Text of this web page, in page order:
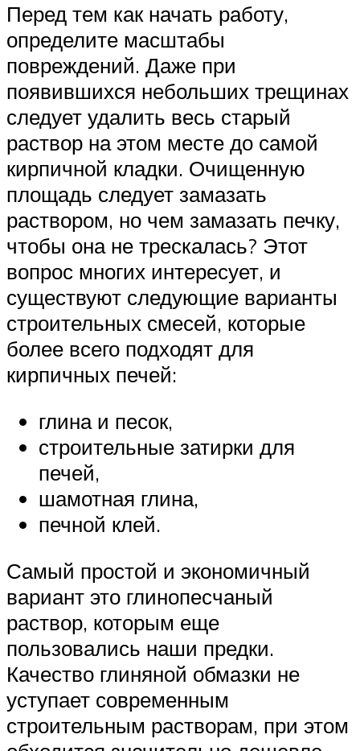
Перед тем как начать работу,
определите масштабы
повреждений. Даже при
появившихся небольших трещинах
следует удалить весь старый
раствор на этом месте до самой
кирпичной кладки. Очищенную
площадь следует замазать
раствором, но чем замазать печку,
чтобы она не трескалась? Этот
вопрос многих интересует, и
существуют следующие варианты
строительных смесей, которые
более всего подходят для
кирпичных печей:
глина и песок,
строительные затирки для
печей,
шамотная глина,
печной клей.
Самый простой и экономичный
вариант это глинопесчаный
раствор, которым еще
пользовались наши предки.
Качество глиняной обмазки не
уступает современным
строительным растворам, при этом